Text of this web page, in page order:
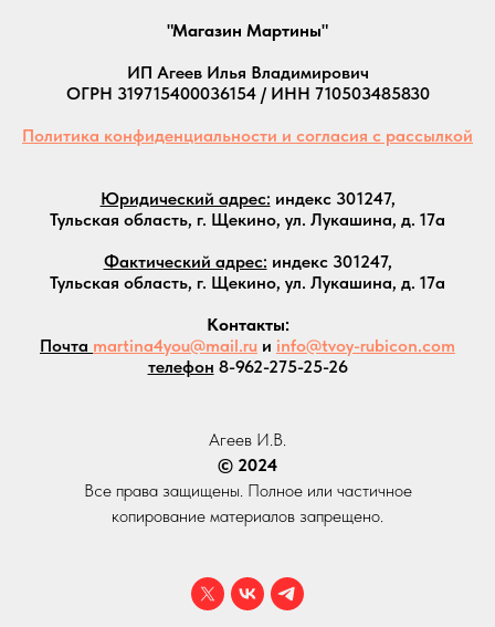
"Магазин Мартины"
ИП Агеев Илья Владимирович
ОГРН 319715400036154 / ИНН 710503485830
Политика конфиденциальности и согласия с рассылкой
Юридический адрес: индекс 301247,
Тульская область, г. Щекино, ул. Лукашина, д. 17а
Фактический адрес: индекс 301247,
Тульская область, г. Щекино, ул. Лукашина, д. 17а
Контакты:
Почта martina4you@mail.ru и info@tvoy-rubicon.com
телефон 8-962-275-25-26
Агеев И.В.
© 2024
Все права защищены. Полное или частичное
копирование материалов запрещено.